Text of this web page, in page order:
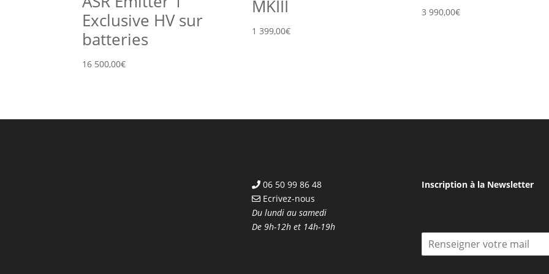
Exclusive HV sur
batteries
16 500,00€
MKIII
1 399,00€
3 990,00€
06 50 99 86 48
Ecrivez-nous
Du lundi au samedi
De 9h-12h et 14h-19h
Inscription à la Newsletter
I